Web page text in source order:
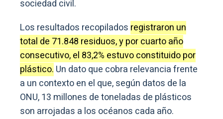
sociedad civil.
Los resultados recopilados registraron un
total de 71.848 residuos, y por cuarto año
consecutivo, el 83,2% estuvo constituido por
plástico. Un dato que cobra relevancia frente
a un contexto en el que, según datos de la
ONU, 13 millones de toneladas de plásticos
son arrojadas a los océanos cada año.